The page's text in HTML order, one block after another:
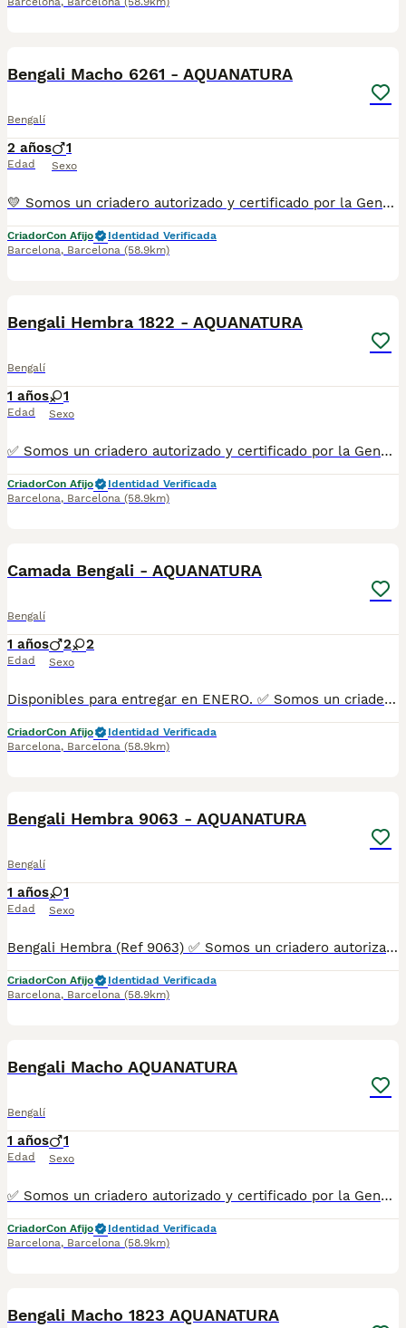
Bengali Macho 6261 - AQUANATURA
Bengalí
2 años
Edad
1
Sexo
💛 Somos un criadero autorizado y certificado por la Generalitat de Catalunya. 📌 Estamos en la calle Roger de Flor 45, muy cerca del Arc de Triomf de Barcelona, de Lunes a Sábados, desde las 10h hasta las 21:00h. MAS INFO ☎️ 933095977 📱 685878504 FOTOS Y VIDEOS 💻 www.aquanatura.es 🚙 HACEMOS ENVIOS Se entregan vacunados, desparasitados interna y externamente, con microchip y su registro, con cartilla sanitaria y contrato de garantías, bajo la supervisión de nuestro equipo veterinario.
CriadorCon Afijo
Identidad Verificada
Barcelona, Barcelona (58.9km)
Bengali Hembra 1822 - AQUANATURA
Bengalí
1 años
Edad
1
Sexo
✅ Somos un criadero autorizado y certificado por la Generalitat de Catalunya. ☎️ 933095977 📱 685878504 / 674320847 💻 www.aquanatura.es 🚙 Hacemos envíos 📌 Calle Roger de Flor 45, muy cerca del Arc de Triomf de Barcelona, de Lunes a Sábados, desde las 10h hasta las 20:00h. Se entregan con la mayoría de sus vacunas, desparasitados interna y externamente, con microchip y su registro, cartilla sanitaria y contrato de garantías, bajo la supervisión de nuestro equipo veterinario.
CriadorCon Afijo
Identidad Verificada
Barcelona, Barcelona (58.9km)
Camada Bengali - AQUANATURA
Bengalí
1 años
Edad
2 2
Sexo
Disponibles para entregar en ENERO. ✅ Somos un criadero autorizado y certificado por la Generalitat de Catalunya. MAS INFO ☎️ 933095977 📱 685878504 🚙 HACEMOS ENVIOS Se entregan con la mayoría de sus vacunas, desparasitados interna y externamente, con microchip y su registro, cartilla sanitaria y contrato de garantías, bajo la supervisión de nuestro equipo veterinario.
CriadorCon Afijo
Identidad Verificada
Barcelona, Barcelona (58.9km)
Bengali Hembra 9063 - AQUANATURA
Bengalí
1 años
Edad
1
Sexo
Bengali Hembra (Ref 9063) ✅ Somos un criadero autorizado y certificado por la Generalitat de Catalunya. ☎️ 933095977 📱 685878504 / 674320847 💻 www.aquanatura.es 🚙 Hacemos envíos 📌 Calle Roger de Flor 45, muy cerca del Arc de Triomf de Barcelona, de Lunes a Sábados, desde las 10h hasta las 20:00h. Se entregan con la mayoría de sus vacunas, desparasitados interna y externamente, con microchip y su registro, cartilla sanitaria y contrato de garantías, bajo la supervisión de nuestro equipo veterinario.
CriadorCon Afijo
Identidad Verificada
Barcelona, Barcelona (58.9km)
Bengali Macho AQUANATURA
Bengalí
1 años
Edad
1
Sexo
✅ Somos un criadero autorizado y certificado por la Generalitat de Catalunya. ☎️ 933095977 📱 685878504 / 674320847 💻 www.aquanatura.es 🚙 Hacemos envíos 📌 Calle Roger de Flor 45, muy cerca del Arc de Triomf de Barcelona, de Lunes a Sábados, desde las 10h hasta las 20:00h. Se entregan con la mayoría de sus vacunas, desparasitados interna y externamente, con microchip y su registro, cartilla sanitaria y contrato de garantías, bajo la supervisión de nuestro equipo veterinario.
CriadorCon Afijo
Identidad Verificada
Barcelona, Barcelona (58.9km)
Bengali Macho 1823 AQUANATURA